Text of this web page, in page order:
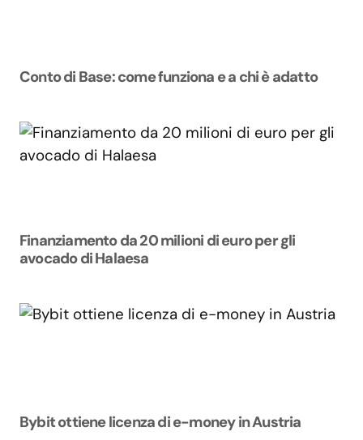
Conto di Base: come funziona e a chi è adatto
Finanziamento da 20 milioni di euro per gli
avocado di Halaesa
Bybit ottiene licenza di e-money in Austria